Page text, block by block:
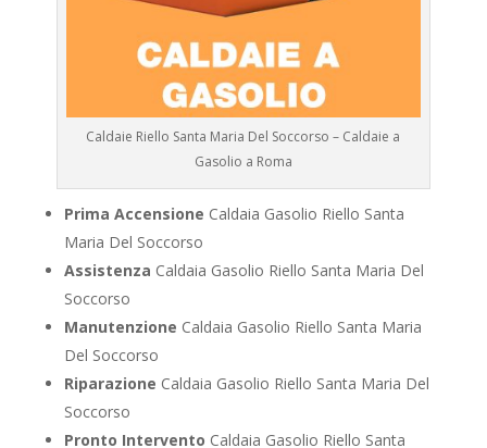
Caldaie Riello Santa Maria Del Soccorso – Caldaie a
Gasolio a Roma
Prima Accensione Caldaia Gasolio Riello Santa
Maria Del Soccorso
Assistenza Caldaia Gasolio Riello Santa Maria Del
Soccorso
Manutenzione Caldaia Gasolio Riello Santa Maria
Del Soccorso
Riparazione Caldaia Gasolio Riello Santa Maria Del
Soccorso
Pronto Intervento Caldaia Gasolio Riello Santa